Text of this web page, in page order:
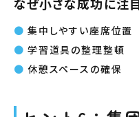
集中しやすい座席位置
学習道具の整理整頓
休憩スペースの確保